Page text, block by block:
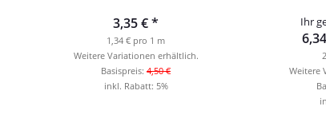
3,35 €*
1,34 € pro 1 m
Weitere Variationen erhältlich.
Basispreis: 4,50 €
inkl. Rabatt: 5%
Ihr
Weitere